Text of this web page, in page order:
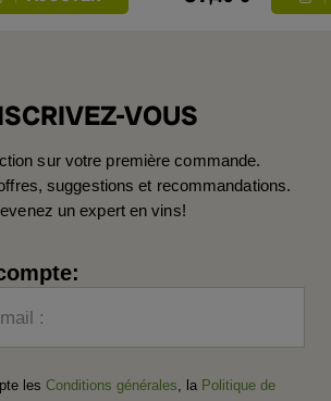
VOUS
sur votre première commande.
suggestions et recommandations.
un expert en vins!
:
les Conditions générales , la Politique de